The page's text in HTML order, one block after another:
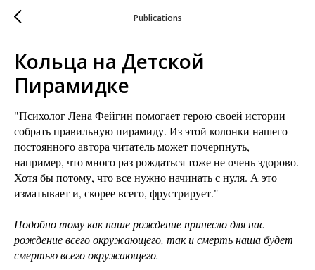
Publications
Кольца на Детской
Пирамидке
"Психолог Лена Фейгин помогает герою своей истории
собрать правильную пирамиду. Из этой колонки нашего
постоянного автора читатель может почерпнуть,
например, что много раз рождаться тоже не очень здорово.
Хотя бы потому, что все нужно начинать с нуля. А это
изматывает и, скорее всего, фрустрирует."
Подобно тому как наше рождение принесло для нас
рождение всего окружающего, так и смерть наша будет
смертью всего окружающего.